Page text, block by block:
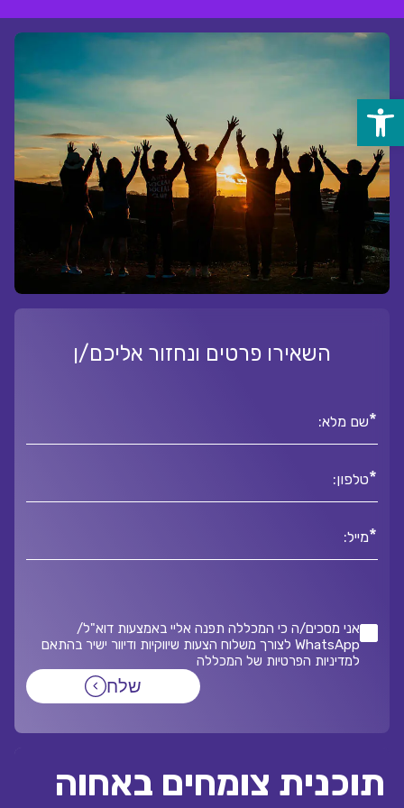
פתח
סרגל
נגישות
השאירו פרטים ונחזור אליכם/ן
שם מלא:*
טלפון:*
מייל:*
אני מסכים/ה כי המכללה תפנה אליי באמצעות דוא"ל/
WhatsApp לצורך משלוח הצעות שיווקיות ודיוור ישיר בהתאם
למדיניות הפרטיות של המכללה
שלח
תוכנית צומחים באחוה